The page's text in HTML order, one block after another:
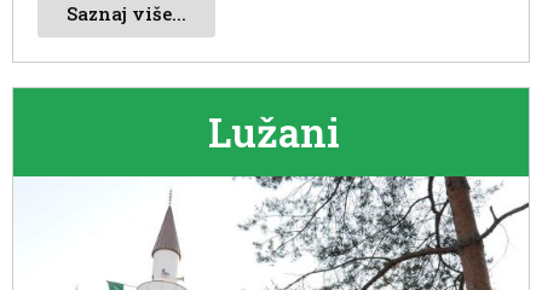
Saznaj više...
Lužani